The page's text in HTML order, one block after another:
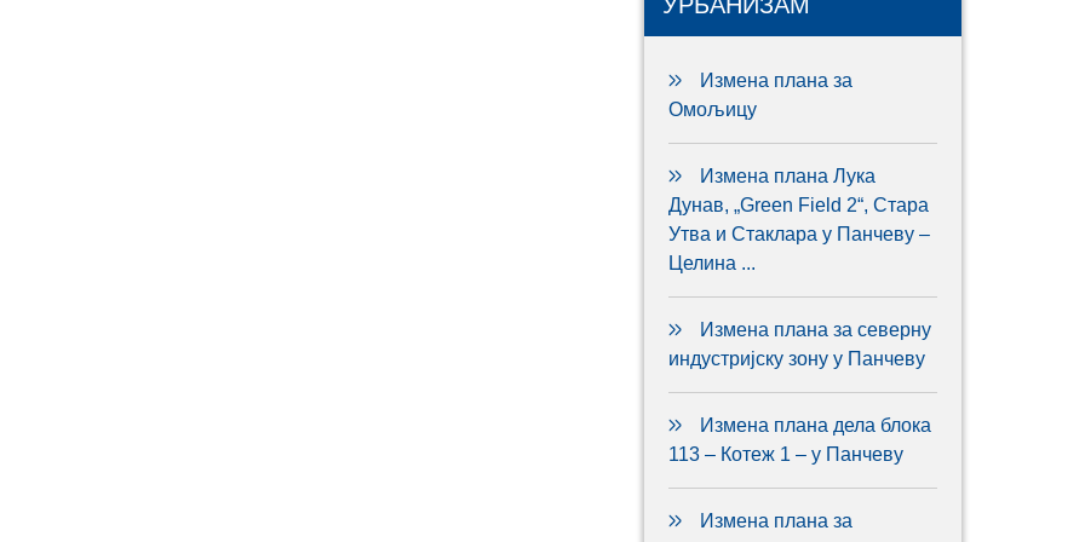
Измена плана за
Омољицу
Измена плана Лука
Дунав, „Green Field 2“, Стара
Утва и Стаклара у Панчеву –
Целина ...
Измена плана за северну
индустријску зону у Панчеву
Измена плана дела блока
113 – Котеж 1 – у Панчеву
Измена плана за